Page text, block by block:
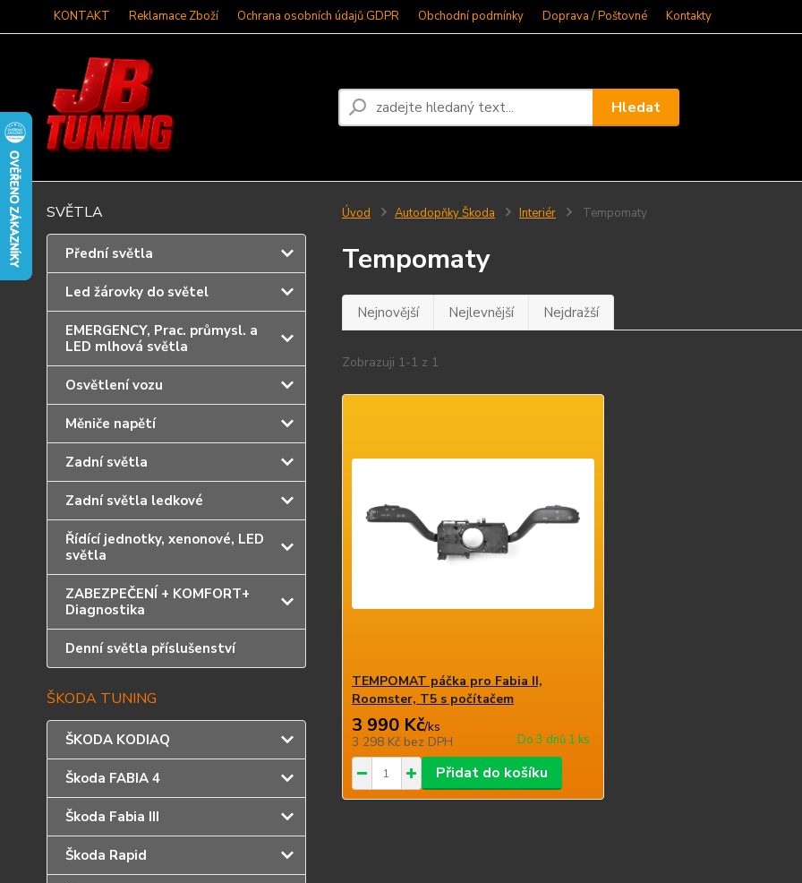
KONTAKT Reklamace Zboží Ochrana osobních údajů GDPR Obchodní podmínky Doprava / Poštovné Kontakty
Hledat
SVĚTLA
Přední světla
Led žárovky do světel
EMERGENCY, Prac. průmysl. a
LED mlhová světla
Osvětlení vozu
Měniče napětí
Zadní světla
Zadní světla ledkové
Řídící jednotky, xenonové, LED
světla
ZABEZPEČENÍ + KOMFORT+
Diagnostika
Denní světla příslušenství
ŠKODA TUNING
ŠKODA KODIAQ
Škoda FABIA 4
Škoda Fabia III
Škoda Rapid
Úvod Autodopňky Škoda Interiér Tempomaty
Tempomaty
Nejnovější Nejlevnější Nejdražší
Zobrazuji 1-1 z 1
TEMPOMAT páčka pro Fabia II,
Roomster, T5 s počítačem
3 990 Kč/ks
3 298 Kč bez DPH Do 3 dnů 1 ks
Přidat do košíku